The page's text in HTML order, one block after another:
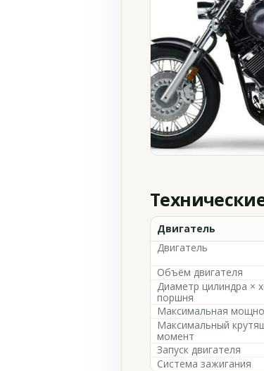
Двигатель
Двигатель
Объём двигателя
Диаметр цилиндра ×
поршня
Максимальная
Максимальный
момент
Запуск двигателя
Система зажигания